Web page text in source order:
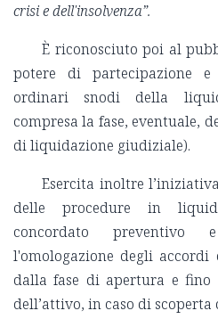
crisi e dell'insolvenza”.
È riconosciuto poi al
potere di partecipazione
ordinari snodi della
compresa la fase, eventuale,
di liquidazione giudiziale).
Esercita inoltre
delle procedure in
concordato
l'omologazione degli
dalla fase di apertura e
dell’attivo, in caso di